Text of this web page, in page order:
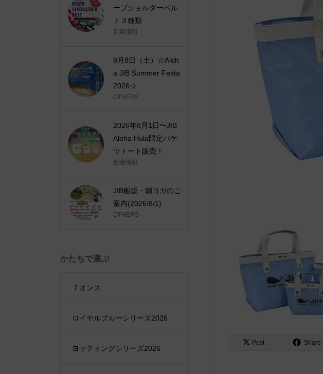
Post Share
ープショルダーベル
ト３種類
新着情報
8月8日（土）☆Aloh
a JIB Summer Festa
2026☆
OTHERS
2026年8月1日〜JIB
Aloha Hula限定バケ
ツトート販売！
新着情報
JIB船坂・朝ヨガのご
案内(2026/8/1)
OTHERS
かたちで選ぶ
７オンス
ロイヤルブルーシリーズ2026
ヨッティングシリーズ2026